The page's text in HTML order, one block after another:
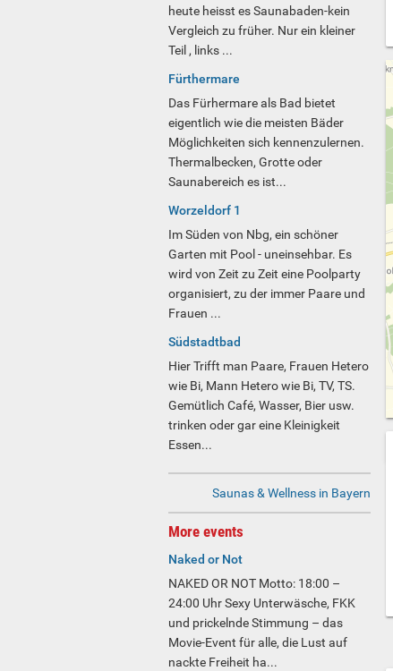
heute heisst es Saunabaden-kein
Vergleich zu früher. Nur ein kleiner
Teil , links ...
Fürthermare
Das Fürhermare als Bad bietet
eigentlich wie die meisten Bäder
Möglichkeiten sich kennenzulernen.
Thermalbecken, Grotte oder
Saunabereich es ist...
Worzeldorf 1
Im Süden von Nbg, ein schöner
Garten mit Pool - uneinsehbar. Es
wird von Zeit zu Zeit eine Poolparty
organisiert, zu der immer Paare und
Frauen ...
Südstadtbad
Hier Trifft man Paare, Frauen Hetero
wie Bi, Mann Hetero wie Bi, TV, TS.
Gemütlich Café, Wasser, Bier usw.
trinken oder gar eine Kleinigkeit
Essen...
Saunas & Wellness in Bayern
More events
Naked or Not
NAKED OR NOT Motto: 18:00 –
24:00 Uhr Sexy Unterwäsche, FKK
und prickelnde Stimmung – das
Movie-Event für alle, die Lust auf
nackte Freiheit ha...